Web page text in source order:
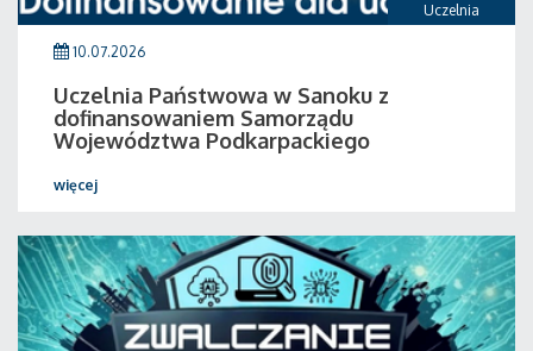
Uczelnia
10.07.2026
Uczelnia Państwowa w Sanoku z
dofinansowaniem Samorządu
Województwa Podkarpackiego
więcej